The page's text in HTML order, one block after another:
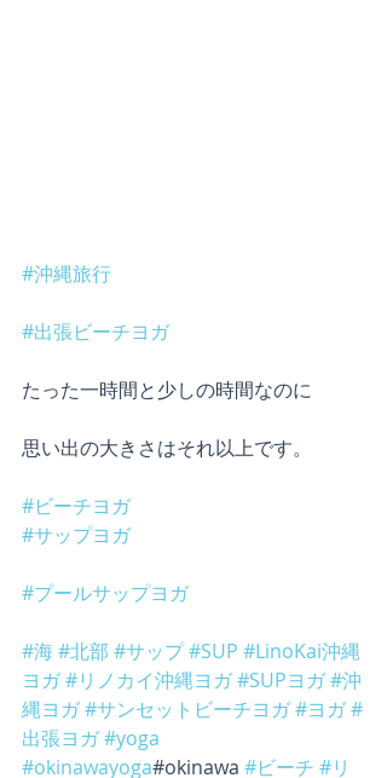
#沖縄旅行
#出張ビーチヨガ
たった一時間と少しの時間なのに
思い出の大きさはそれ以上です。
#ビーチヨガ
#サップヨガ
#プールサップヨガ
#海#北部 #サップ#SUP #LinoKai沖縄
ヨガ#リノカイ沖縄ヨガ#SUPヨガ#沖
縄ヨガ#サンセットビーチヨガ#ヨガ#
出張ヨガ#yoga
#okinawayoga#okinawa #ビーチ #リ